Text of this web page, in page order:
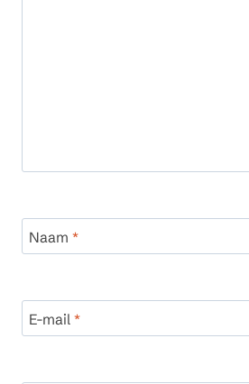
Naam *
E-mail *